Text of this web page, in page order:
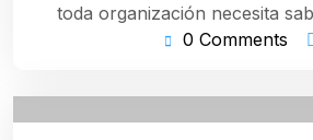
toda organización necesita
0 Comments